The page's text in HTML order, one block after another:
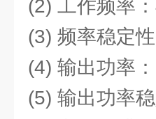
(2) 工作频率
(3) 频率稳定
(4) 输出功率
(5) 输出功率